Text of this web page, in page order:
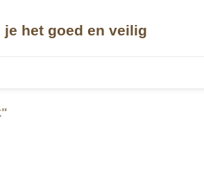
het goed en veilig